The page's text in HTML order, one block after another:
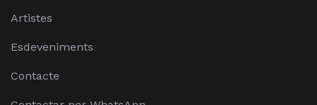
Artistes
Esdeveniments
Contacte